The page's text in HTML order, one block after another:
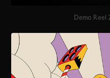
Demo Reel